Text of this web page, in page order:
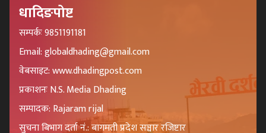
धादिङपोष्ट
सम्पर्कः 9851191181
Email: globaldhading@gmail.com
वेबसाइट: www.dhadingpost.com
प्रकाशनः N.S. Media Dhading
सम्पादक: Rajaram rijal
सुचना बिभाग दर्ता नं.: बागमती प्रदेश सञ्चार रजिष्टार